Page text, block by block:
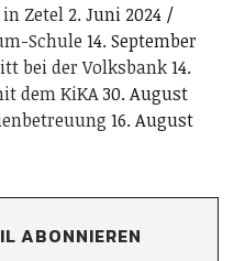
Zetel 2. Juni 2024
Schule 14. September
bei der Volksbank14.
dem KiKA30. August
16. August
ABONNIEREN